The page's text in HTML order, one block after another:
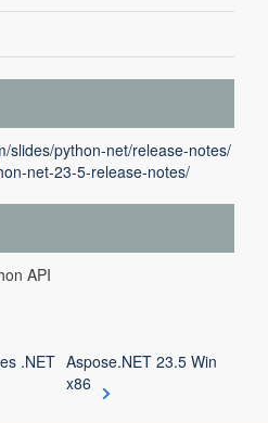
slides/python-net/release-notes/
net-23-5-release-notes/
API
.NET Aspose.NET 23.5 Win
x86